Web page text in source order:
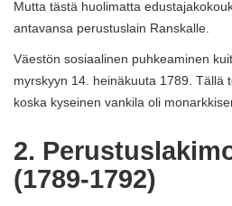
Mutta tästä huolimatta
antavansa perustuslain Ranskalle.
Väestön sosiaalinen puhkeaminen
myrskyyn 14. heinäkuuta 1789. Tällä
koska kyseinen vankila oli
2.
(1789-1792)